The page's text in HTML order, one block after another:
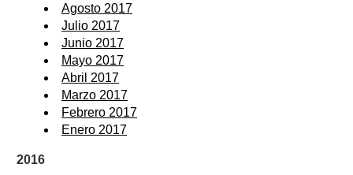
Agosto 2017
Julio 2017
Junio 2017
Mayo 2017
Abril 2017
Marzo 2017
Febrero 2017
Enero 2017
2016